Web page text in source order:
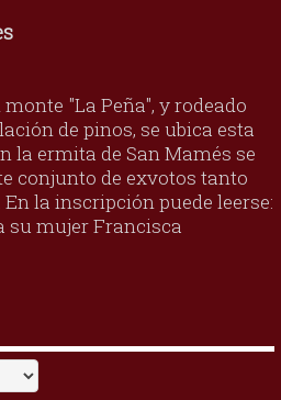
"La Peña", y rodeado
de pinos, se ubica esta
la ermita de San Mamés se
conjunto de exvotos tanto
la inscripción puede leerse:
su mujer Francisca